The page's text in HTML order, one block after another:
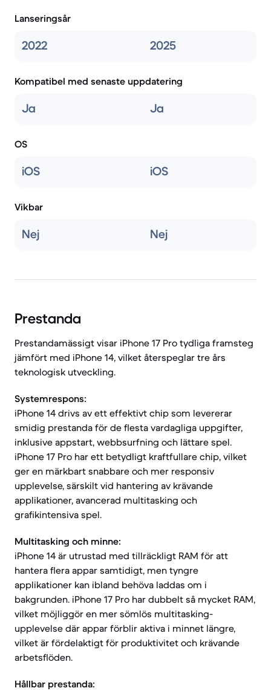
Lanseringsår
2022 2025
Kompatibel med senaste uppdatering
Ja Ja
OS
iOS iOS
Vikbar
Nej Nej
Prestanda
Prestandamässigt visar iPhone 17 Pro tydliga framsteg
jämfört med iPhone 14, vilket återspeglar tre års
teknologisk utveckling.
Systemrespons:
iPhone 14 drivs av ett effektivt chip som levererar
smidig prestanda för de flesta vardagliga uppgifter,
inklusive appstart, webbsurfning och lättare spel.
iPhone 17 Pro har ett betydligt kraftfullare chip, vilket
ger en märkbart snabbare och mer responsiv
upplevelse, särskilt vid hantering av krävande
applikationer, avancerad multitasking och
grafikintensiva spel.
Multitasking och minne:
iPhone 14 är utrustad med tillräckligt RAM för att
hantera flera appar samtidigt, men tyngre
applikationer kan ibland behöva laddas om i
bakgrunden. iPhone 17 Pro har dubbelt så mycket RAM,
vilket möjliggör en mer sömlös multitasking-
upplevelse där appar förblir aktiva i minnet längre,
vilket är fördelaktigt för produktivitet och krävande
arbetsflöden.
Hållbar prestanda: